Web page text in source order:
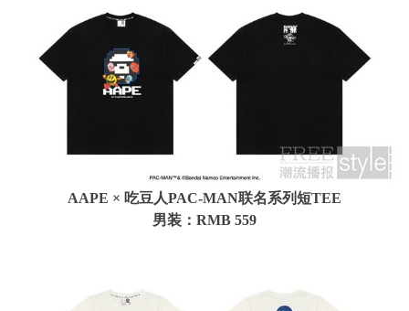
AAPE × 吃豆人PAC-MAN联名系列短TEE
男装：RMB 559